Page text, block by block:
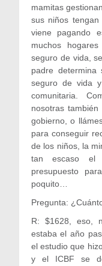
mamitas
sus niños
viene pagando
muchos
seguro de vida,
padre
seguro de vida
comunitaria.
nosotras
gobierno, o
para conseguir
de los niños, la
tan escaso el
presupuesto
poquito…
Pregunta:
R: $1628, eso,
estaba el año
el estudio que
y el ICBF se